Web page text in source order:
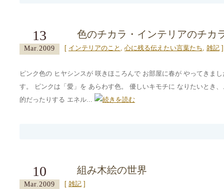
色のチカラ・インテリアのチカ
13
Mar.2009 [ インテリアのこと 心に残る伝えたい言葉たち 雑記 ]
ピンク色の ヒヤシンスが 咲きほころんで お部屋に春が やってきま
す。 ピンクは「愛」を あらわす色。 優しいキモチに なりたいとき
的だったりする エネル...
組み木絵の世界
10
Mar.2009 [ 雑記 ]